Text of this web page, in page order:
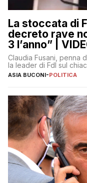
La stoccata di
decreto rave
3 l’anno” |
Claudia Fusani, penna
la leader di FdI sul
ASIA BUCONI-POLITICA